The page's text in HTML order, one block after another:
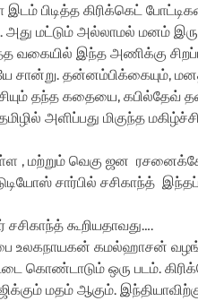
பிடித்த கிரிக்கெட்
அது மட்டும் அல்லாமல் மனம்
இந்த அணிக்கு
சான்று. தன்னம்பிக்கையும்,
தந்த கதையை,
அளிப்பது மிகுந்த
, மற்றும் வெகு ஜன
சார்பில் சசிகாந்த்
சசிகாந்த் கூறியதாவது….
உலகநாயகன் கமல்ஹாசன்
கொண்டாடும் ஒரு படம்.
மதம் ஆகும்.